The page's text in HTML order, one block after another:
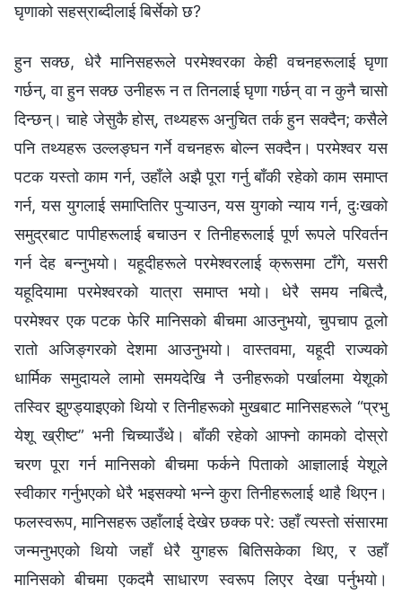
घृणाको सहस्राब्दीलाई बिर्सेको छ?
हुन सक्छ, धेरै मानिसहरूले परमेश्‍वरका केही वचनहरूलाई घृणा
गर्छन्, वा हुन सक्छ उनीहरू न त तिनलाई घृणा गर्छन् वा न कुनै चासो
दिन्छन्। चाहे जेसुकै होस्, तथ्यहरू अनुचित तर्क हुन सक्दैन; कसैले
पनि तथ्यहरू उल्लङ्घन गर्ने वचनहरू बोल्न सक्दैन। परमेश्‍वर यस
पटक यस्तो काम गर्न, उहाँले अझै पूरा गर्नु बाँकी रहेको काम समाप्त
गर्न, यस युगलाई समाप्तितिर पुऱ्याउन, यस युगको न्याय गर्न, दुःखको
समुद्रबाट पापीहरूलाई बचाउन र तिनीहरूलाई पूर्ण रूपले परिवर्तन
गर्न देह बन्नुभयो। यहूदीहरूले परमेश्‍वरलाई क्रूसमा टाँगे, यसरी
यहूदियामा परमेश्‍वरको यात्रा समाप्त भयो। धेरै समय नबित्दै,
परमेश्‍वर एक पटक फेरि मानिसको बीचमा आउनुभयो, चुपचाप ठूलो
रातो अजिङ्गरको देशमा आउनुभयो। वास्तवमा, यहूदी राज्यको
धार्मिक समुदायले लामो समयदेखि नै उनीहरूको पर्खालमा येशूको
तस्विर झुण्ड्याइएको थियो र तिनीहरूको मुखबाट मानिसहरूले “प्रभु
येशू ख्रीष्ट” भनी चिच्याउँथे। बाँकी रहेको आफ्नो कामको दोस्रो
चरण पूरा गर्न मानिसको बीचमा फर्कने पिताको आज्ञालाई येशूले
स्वीकार गर्नुभएको धेरै भइसक्यो भन्‍ने कुरा तिनीहरूलाई थाहै थिएन।
फलस्वरूप, मानिसहरू उहाँलाई देखेर छक्क परे: उहाँ त्यस्तो संसारमा
जन्मनुभएको थियो जहाँ धेरै युगहरू बितिसकेका थिए, र उहाँ
मानिसको बीचमा एकदमै साधारण स्वरूप लिएर देखा पर्नुभयो।